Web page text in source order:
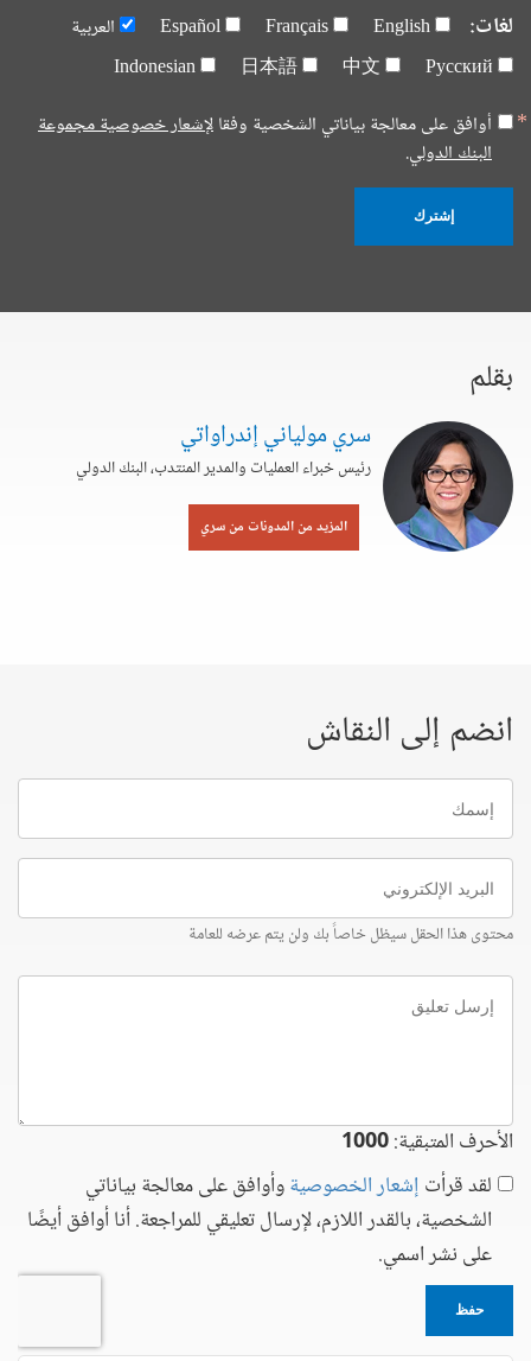
لغات: English
Français
Español
العربية
Русский
中文
日本語
Indonesian
أوافق على معالجة بياناتي الشخصية وفقالإشعار خصوصية مجموعة
البنك الدولي.
إشترك
بقلم
سري مولياني إندراواتي
رئيس خبراء العمليات والمدير المنتدب، البنك الدولي
المزيد من المدونات من سري
انضم إلى النقاش
إسمك
البريد
الإلكتروني
محتوى هذا الحقل سيظل خاصاً بك ولن يتم عرضه للعامة
إرسل
تعليق
الأحرف المتبقية:1000
لقد قرأت إشعار الخصوصيةوأوافق على معالجة بياناتي
الشخصية، بالقدر اللازم، لإرسال تعليقي للمراجعة. أنا أوافق أيضًا
على نشر اسمي.
حفظ